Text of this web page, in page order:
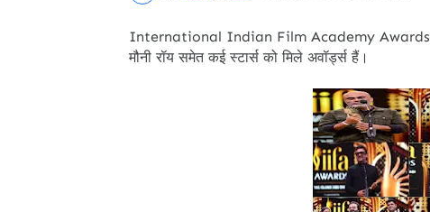
International Indian Film Academy Awards
मौनी रॉय समेत कई स्टार्स को मिले अवॉर्ड्स हैं।